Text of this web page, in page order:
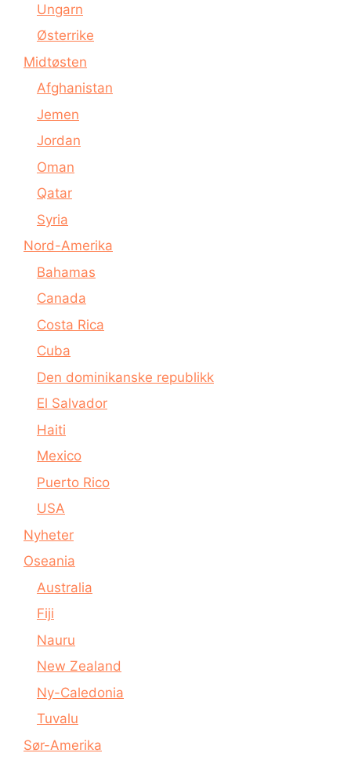
Ungarn
Østerrike
Midtøsten
Afghanistan
Jemen
Jordan
Oman
Qatar
Syria
Nord-Amerika
Bahamas
Canada
Costa Rica
Cuba
Den dominikanske republikk
El Salvador
Haiti
Mexico
Puerto Rico
USA
Nyheter
Oseania
Australia
Fiji
Nauru
New Zealand
Ny-Caledonia
Tuvalu
Sør-Amerika